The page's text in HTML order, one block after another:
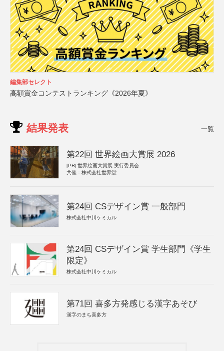
編集部セレクト
高額賞金コンテストランキング《2026年夏》
結果発表 一覧
第22回 世界絵画大賞展 2026
[PR] 世界絵画大賞展 実行委員会
共催：株式会社世界堂
第24回 CSデザイン賞 一般部門
株式会社中川ケミカル
第24回 CSデザイン賞 学生部門《学生
限定》
株式会社中川ケミカル
第71回 喜多方発感じる漢字あそび
漢字のまち喜多方